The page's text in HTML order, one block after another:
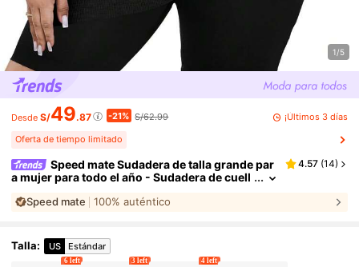
1/5
Desde S/49.87 -21% S/62.99 ¡Últimos 3 días
Oferta de tiempo limitado
Speed mate Sudadera de talla grande par
a mujer para todo el año - Sudadera de cuell
asual de manga larga para primavera, otoño, invi
4.57 (14)
Speed mate 100% auténtico
Talla: US Estándar
6 left 3 left 4 left